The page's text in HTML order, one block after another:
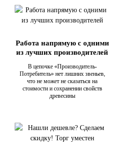
Работа напрямую с одними
из лучших производителей
В цепочке «Производитель-
Потребитель» нет лишних звеньев,
что не может не сказаться на
стоимости и сохранении свойств
древесины